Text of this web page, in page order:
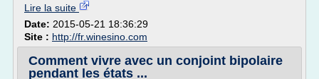
Lire la suite
Date: 2015-05-21 18:36:29
Site : http://fr.winesino.com
Comment vivre avec un conjoint bipolaire
pendant les états ...